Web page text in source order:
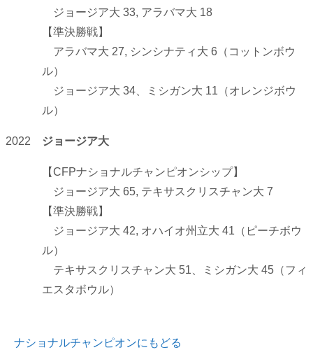
ジョージア大 33, アラバマ大 18
【準決勝戦】
アラバマ大 27, シンシナティ大 6（コットンボウ
ル）
ジョージア大 34、ミシガン大 11（オレンジボウ
ル）
2022 ジョージア大
【CFPナショナルチャンピオンシップ】
ジョージア大 65, テキサスクリスチャン大 7
【準決勝戦】
ジョージア大 42, オハイオ州立大 41（ピーチボウ
ル）
テキサスクリスチャン大 51、ミシガン大 45（フィ
エスタボウル）
ナショナルチャンピオンにもどる